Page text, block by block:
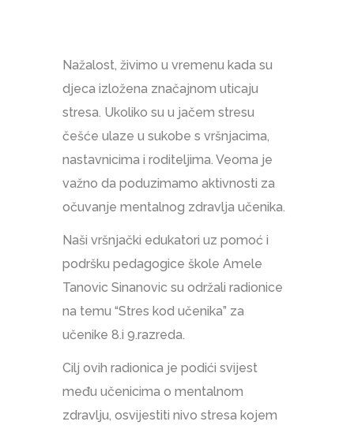
Nažalost, živimo u vremenu kada su
djeca izložena značajnom uticaju
stresa. Ukoliko su u jačem stresu
češće ulaze u sukobe s vršnjacima,
nastavnicima i roditeljima. Veoma je
važno da poduzimamo aktivnosti za
očuvanje mentalnog zdravlja učenika.
Naši vršnjački edukatori uz pomoć i
podršku pedagogice škole Amele
Tanovic Sinanovic su održali radionice
na temu “Stres kod učenika” za
učenike 8.i 9.razreda.
Cilj ovih radionica je podići svijest
među učenicima o mentalnom
zdravlju, osvijestiti nivo stresa kojem